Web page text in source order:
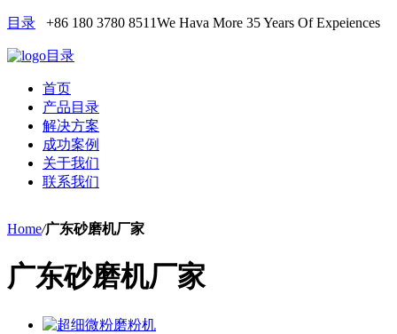
目录 +86 180 3780 8511We Hava More 35 Years Of Expeiences
目录
首页
产品目录
解决方案
成功案例
关于我们
联系我们
Home/广东砂磨机厂家
广东砂磨机厂家